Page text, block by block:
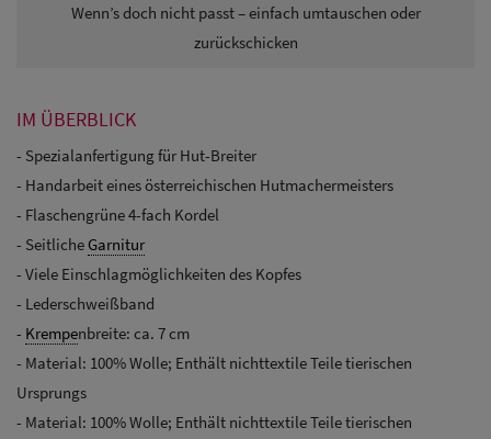
Wenn’s doch nicht passt – einfach umtauschen oder
zurückschicken
IM ÜBERBLICK
- Spezialanfertigung für Hut-Breiter
- Handarbeit eines österreichischen Hutmachermeisters
- Flaschengrüne 4-fach Kordel
- Seitliche Garnitur
- Viele Einschlagmöglichkeiten des Kopfes
- Lederschweißband
- Krempenbreite: ca. 7 cm
- Material: 100% Wolle; Enthält nichttextile Teile tierischen
Ursprungs
- Material: 100% Wolle; Enthält nichttextile Teile tierischen